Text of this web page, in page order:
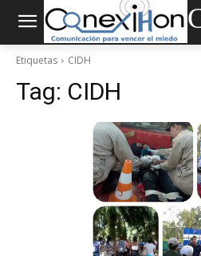
Etiquetas CIDH
Tag: CIDH